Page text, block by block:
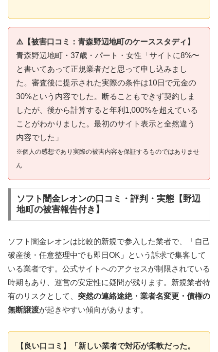
⚠️【被害口コミ：青森野辺地町のケーススタディ】
青森野辺地町・37歳・パート・女性「サイトに8%〜
と書いてあって正規業者だと思って申し込みまし
た。審査後に提示された実際の条件は10日で元金の
30%という内容でした。断ることもできず契約しま
したが、後から計算すると年利1,000%を超えている
ことがわかりました。最初のサイト表示と全然違う
内容でした」
※個人の感想であり実際の被害内容を保証するものではありませ
ん
ソフト闇金レオンの口コミ・評判・実態【野辺
地町の被害報告付き】
ソフト闇金レオンは比較的新規で参入した業者で、「自己
破産後・任意整理中でも即日OK」という訴求で集客して
いる業者です。公式サイトへのアクセスが制限されている
時期もあり、運営の安定性に疑問が残ります。新規業者特
有のリスクとして、 突然の連絡途絶・業者名変更・債権の
無断譲渡が起きやすい傾向があります。
【良い口コミ】「新しい業者で対応が柔軟だった。